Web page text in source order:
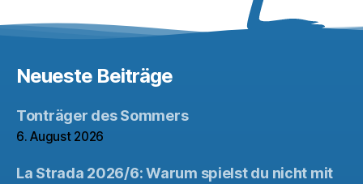
Neueste Beiträge
Tonträger des Sommers
6. August 2026
La Strada 2026/6: Warum spielst du nicht mit